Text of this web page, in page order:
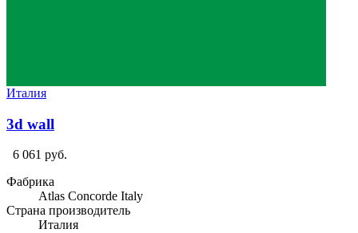
Италия
3d wall
6 061 руб.
Фабрика
Atlas Concorde Italy
Страна производитель
Италия